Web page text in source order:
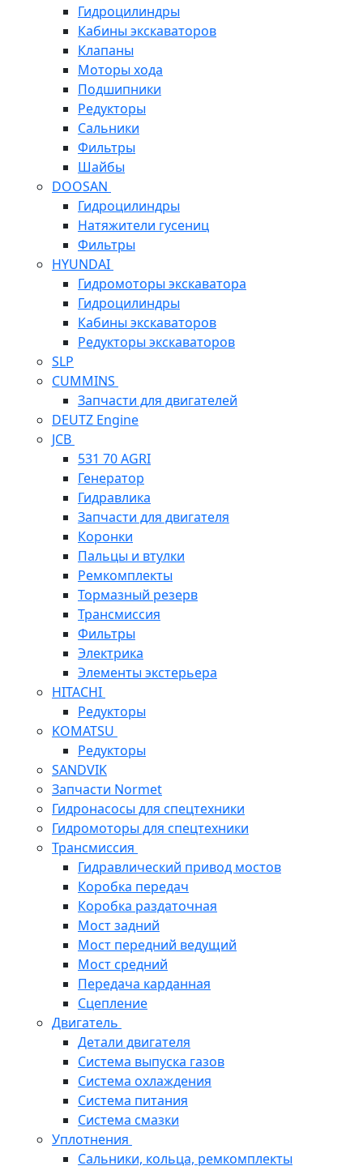
Гидроцилиндры
Кабины экскаваторов
Клапаны
Моторы хода
Подшипники
Редукторы
Сальники
Фильтры
Шайбы
DOOSAN
Гидроцилиндры
Натяжители гусениц
Фильтры
HYUNDAI
Гидромоторы экскаватора
Гидроцилиндры
Кабины экскаваторов
Редукторы экскаваторов
SLP
CUMMINS
Запчасти для двигателей
DEUTZ Engine
JCB
531 70 AGRI
Генератор
Гидравлика
Запчасти для двигателя
Коронки
Пальцы и втулки
Ремкомплекты
Тормазный резерв
Трансмиссия
Фильтры
Электрика
Элементы экстерьера
HITACHI
Редукторы
KOMATSU
Редукторы
SANDVIK
Запчасти Normet
Гидронасосы для спецтехники
Гидромоторы для спецтехники
Трансмиссия
Гидравлический привод мостов
Коробка передач
Коробка раздаточная
Мост задний
Мост передний ведущий
Мост средний
Передача карданная
Сцепление
Двигатель
Детали двигателя
Система выпуска газов
Система охлаждения
Система питания
Система смазки
Уплотнения
Сальники, кольца, ремкомплекты